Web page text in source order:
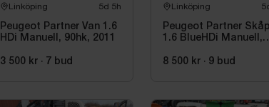
Linköping 5d 5h
Peugeot Partner Van 1.6
HDi Manuell, 90hk, 2011
3 500 kr · 7 bud
Linköping
Peugeot Partner
1.6 BlueHDi Manuell,
8 500 kr · 9 bud